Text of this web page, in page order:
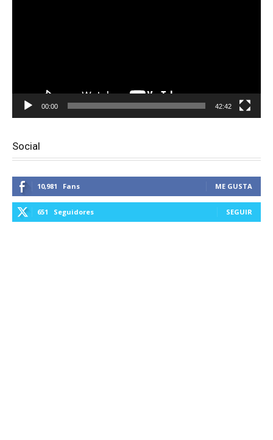
00:00 42:42
Social
10,981 Fans ME GUSTA
651 Seguidores SEGUIR